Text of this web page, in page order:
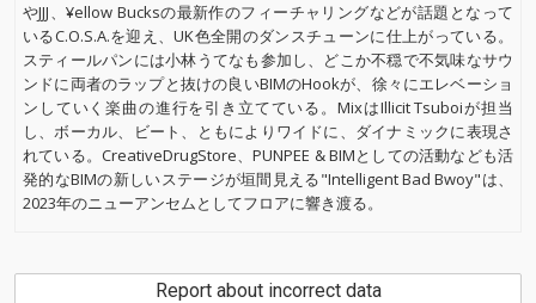
やJJJ、¥ellow Bucksの最新作のフィーチャリングなどが話題となって
いるC.O.S.A.を迎え、UK色全開のダンスチューンに仕上がっている。
スティールパンには小林うてなも参加し、どこか不穏で不気味なサウ
ンドに両者のラップと抜けの良いBIMのHookが、徐々にエレベーショ
ンしていく楽曲の進行を引き立てている。MixはIllicit Tsuboiが担当
し、ボーカル、ビート、ともによりワイドに、ダイナミックに表現さ
れている。CreativeDrugStore、PUNPEE & BIMとしての活動なども活
発的なBIMの新しいステージが垣間見える"Intelligent Bad Bwoy"は、
2023年のニューアンセムとしてフロアに響き渡る。
Report about incorrect data